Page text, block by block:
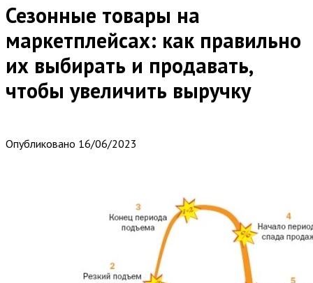
Сезонные товары на
маркетплейсах: как правильно
их выбирать и продавать,
чтобы увеличить выручку
Опубликовано 16/06/2023